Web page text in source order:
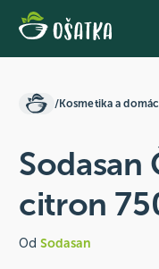
/
Sodasan
citron
Od Sodasan